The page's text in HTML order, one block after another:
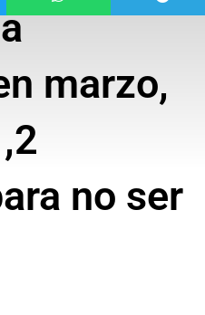
marzo,
no ser